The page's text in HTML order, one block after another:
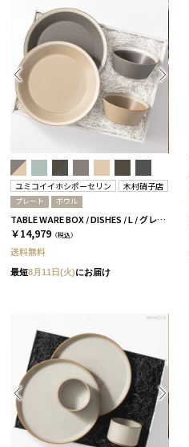
ユミコイイホシポーセリン 木村硝子店
プレート ボウル
TABLE WARE BOX / DISHES / L / グレー＆ベージュ［イイホシユミコ×木村硝子店］
￥14,979 （税込）
送料無料
最短8月11日(火)にお届け